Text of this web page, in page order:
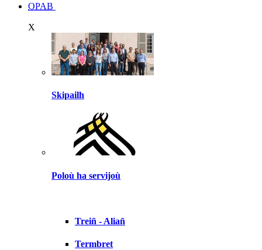
OPAB
X
Skipailh
Poloù ha servijoù
Treiñ - Aliañ
Termbret